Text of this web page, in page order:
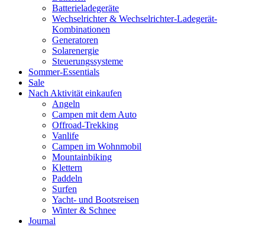
Batterieladegeräte
Wechselrichter & Wechselrichter-Ladegerät-
Kombinationen
Generatoren
Solarenergie
Steuerungssysteme
Sommer-Essentials
Sale
Nach Aktivität einkaufen
Angeln
Campen mit dem Auto
Offroad-Trekking
Vanlife
Campen im Wohnmobil
Mountainbiking
Klettern
Paddeln
Surfen
Yacht- und Bootsreisen
Winter & Schnee
Journal